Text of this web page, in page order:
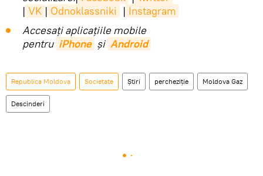
| VK | Odnoklassniki | Instagram
Accesaţi aplicaţiile mobile
pentru iPhone și Android
Republica Moldova Societate Știri percheziție Moldova Gaz
Descinderi